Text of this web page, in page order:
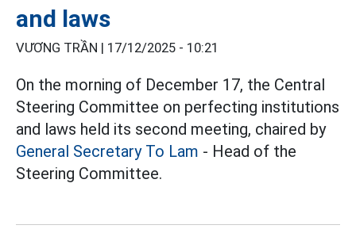
and laws
VƯƠNG TRẦN | 17/12/2025 - 10:21
On the morning of December 17, the Central
Steering Committee on perfecting institutions
and laws held its second meeting, chaired by
General Secretary To Lam - Head of the
Steering Committee.